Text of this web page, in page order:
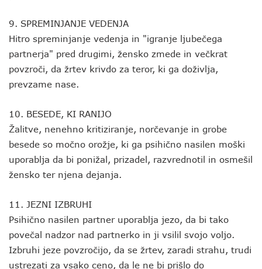
9. SPREMINJANJE VEDENJA
Hitro spreminjanje vedenja in "igranje ljubečega
partnerja" pred drugimi, žensko zmede in večkrat
povzroči, da žrtev krivdo za teror, ki ga doživlja,
prevzame nase.
10. BESEDE, KI RANIJO
Žalitve, nenehno kritiziranje, norčevanje in grobe
besede so močno orožje, ki ga psihično nasilen moški
uporablja da bi ponižal, prizadel, razvrednotil in osmešil
žensko ter njena dejanja.
11. JEZNI IZBRUHI
Psihično nasilen partner uporablja jezo, da bi tako
povečal nadzor nad partnerko in ji vsilil svojo voljo.
Izbruhi jeze povzročijo, da se žrtev, zaradi strahu, trudi
ustrezati za vsako ceno, da le ne bi prišlo do